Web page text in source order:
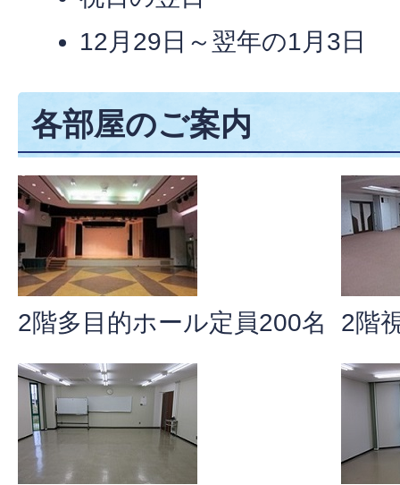
12月29日～翌年の1月3日
各部屋のご案内
2階多目的ホール定員200名 2階